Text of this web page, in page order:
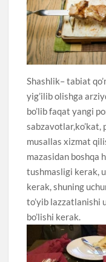
Shashlik– tabiat
yig’ilib olishga
bo’lib faqat yangi
sabzavotlar,ko’kat,
musallas xizmat
mazasidan boshqa
tushmasligi kerak,
kerak, shuning
to’yib lazzatlanishi
bo’lishi kerak.